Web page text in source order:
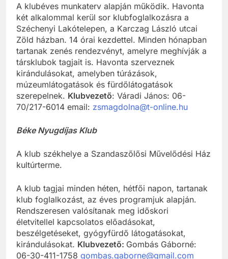
A klubéves munkaterv alapján működik. Havonta
két alkalommal kerül sor klubfoglalkozásra a
Széchenyi Lakótelepen, a Karczag László utcai
Zöld házban. 14 órai kezdettel. Minden hónapban
tartanak zenés rendezvényt, amelyre meghívják a
társklubok tagjait is. Havonta szerveznek
kirándulásokat, amelyben túrázások,
múzeumlátogatások és fürdőlátogatások
szerepelnek. Klubvezető: Váradi János: 06-
70/217-6014 email: zsmagdolna@t-online.hu
Béke Nyugdíjas Klub
A klub székhelye a Szandaszőlősi Művelődési Ház
kultúrterme.
A klub tagjai minden héten, hétfői napon, tartanak
klub foglalkozást, az éves programjuk alapján.
Rendszeresen valósítanak meg időskori
életvitellel kapcsolatos előadásokat,
beszélgetéseket, gyógyfürdő látogatásokat,
kirándulásokat. Klubvezető: Gombás Gáborné:
06-30-411-1758 gombas.gaborne@gmail.com